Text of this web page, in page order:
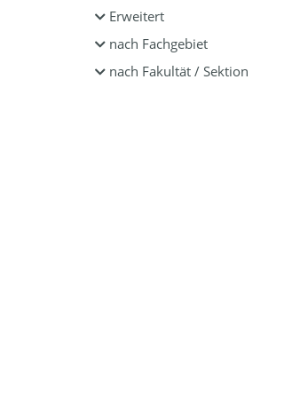
Erweitert
nach Fachgebiet
nach Fakultät / Sektion